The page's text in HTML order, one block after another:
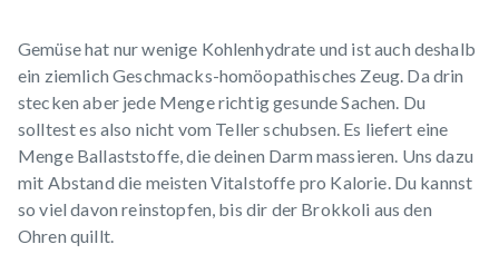
Gemüse hat nur wenige Kohlenhydrate und ist auch deshalb
ein ziemlich Geschmacks-homöopathisches Zeug. Da drin
stecken aber jede Menge richtig gesunde Sachen. Du
solltest es also nicht vom Teller schubsen. Es liefert eine
Menge Ballaststoffe, die deinen Darm massieren. Uns dazu
mit Abstand die meisten Vitalstoffe pro Kalorie. Du kannst
so viel davon reinstopfen, bis dir der Brokkoli aus den
Ohren quillt.